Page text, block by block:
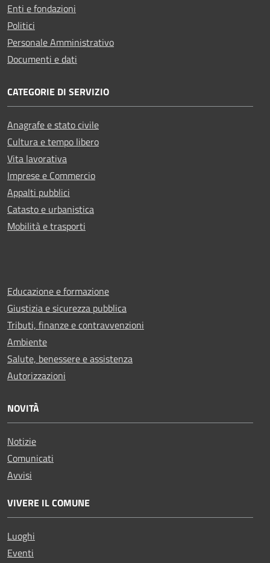
Enti e fondazioni
Politici
Personale Amministrativo
Documenti e dati
CATEGORIE DI SERVIZIO
Anagrafe e stato civile
Cultura e tempo libero
Vita lavorativa
Imprese e Commercio
Appalti pubblici
Catasto e urbanistica
Mobilità e trasporti
Educazione e formazione
Giustizia e sicurezza pubblica
Tributi, finanze e contravvenzioni
Ambiente
Salute, benessere e assistenza
Autorizzazioni
NOVITÀ
Notizie
Comunicati
Avvisi
VIVERE IL COMUNE
Luoghi
Eventi